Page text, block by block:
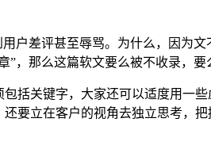
户差评甚至辱骂。为什么，因为
，那么这篇软文要么被不收录，要
括关键字，大家还可以适度用一
要立在客户的视角去独立思考，